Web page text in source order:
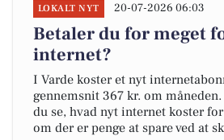
LOKALT NYT 20-07-2026 06:03
Betaler du for meget
internet?
I Varde koster et nyt
gennemsnit 367 kr. om
du se, hvad nyt internet koster
om der er penge at spare ved at